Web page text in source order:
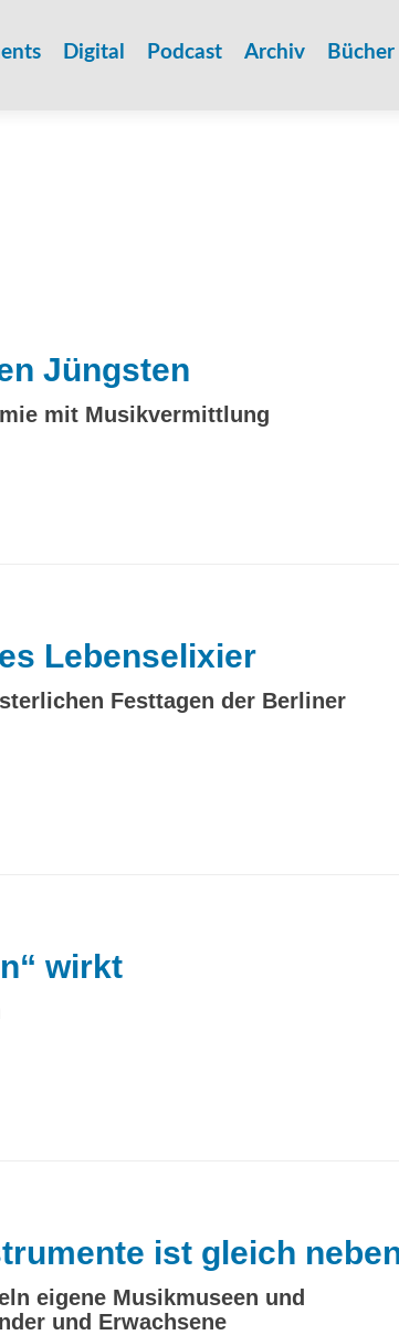
Digital Podcast Archiv Bücher
Jüngsten
mit Musikvermittlung
Lebenselixier
Festtagen der Berliner
wirkt
ist gleich
eigene Musikmuseen und
und Erwachsene